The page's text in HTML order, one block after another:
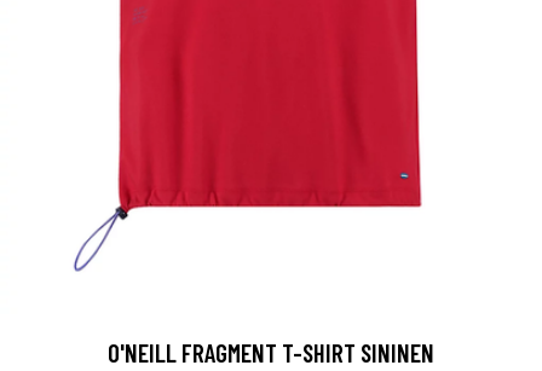
O'NEILL FRAGMENT T-SHIRT SININEN